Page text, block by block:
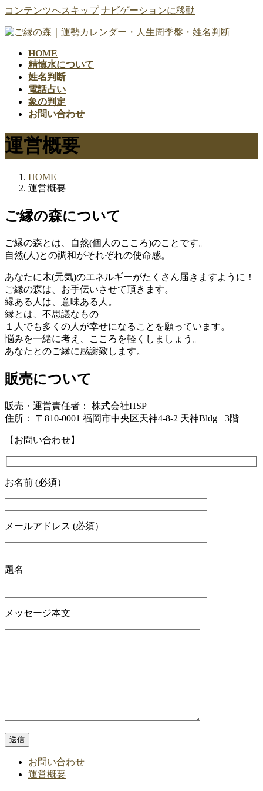
コンテンツへスキップ ナビゲーションに移動
HOME
精慎水について
姓名判断
電話占い
象の判定
お問い合わせ
運営概要
HOME
運営概要
ご縁の森について
ご縁の森とは、自然(個人のこころ)のことです。
自然(人)との調和がそれぞれの使命感。
あなたに木(元気)のエネルギーがたくさん届きますように！
ご縁の森は、お手伝いさせて頂きます。
縁ある人は、意味ある人。
縁とは、不思議なもの
１人でも多くの人が幸せになることを願っています。
悩みを一緒に考え、こころを軽くしましょう。
あなたとのご縁に感謝致します。
販売について
販売・運営責任者： 株式会社HSP
住所： 〒810-0001 福岡市中央区天神4-8-2 天神Bldg+ 3階
【お問い合わせ】
お名前 (必須）
メールアドレス (必須）
題名
メッセージ本文
お問い合わせ
運営概要